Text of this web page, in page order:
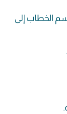
الخطاب إلى